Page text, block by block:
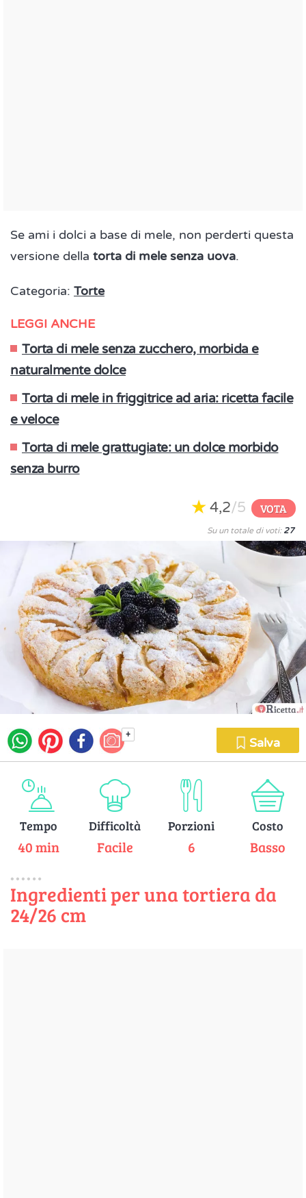
Se ami i dolci a base di mele, non perderti questa
versione della torta di mele senza uova.
Categoria: Torte
LEGGI ANCHE
Torta di mele senza zucchero, morbida e
naturalmente dolce
Torta di mele in friggitrice ad aria: ricetta facile
e veloce
Torta di mele grattugiate: un dolce morbido
senza burro
4,2/5 VOTA
Su un totale di voti: 27
+
Salva
Tempo
40 min
Difficoltà
Facile
Porzioni
6
Costo
Basso
Ingredienti per una tortiera da
24/26 cm